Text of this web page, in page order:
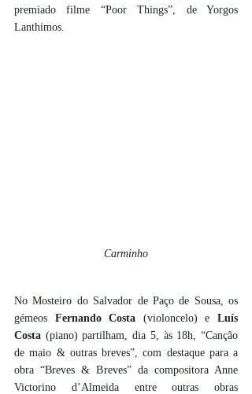
premiado filme “Poor Things”, de Yorgos
Lanthimos.
Carminho
No Mosteiro do Salvador de Paço de Sousa, os
gémeos Fernando Costa (violoncelo) e Luís
Costa (piano) partilham, dia 5, às 18h, “Canção
de maio & outras breves”, com destaque para a
obra “Breves & Breves” da compositora Anne
Victorino d’Almeida entre outras obras